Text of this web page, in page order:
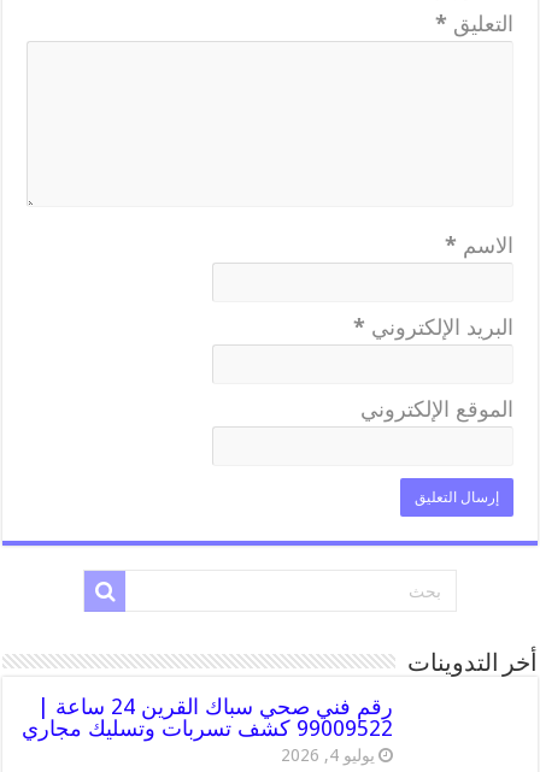
التعليق *
الاسم *
البريد الإلكتروني *
الموقع الإلكتروني
أخر التدوينات
رقم فني صحي سباك القرين 24 ساعة |
99009522 كشف تسربات وتسليك مجاري
يوليو 4, 2026